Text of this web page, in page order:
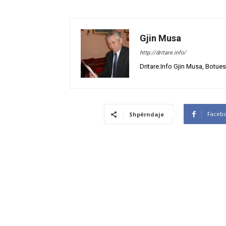
Gjin Musa
http://dritare.info/
Dritare.Info Gjin Musa, Botues
Shpërndaje